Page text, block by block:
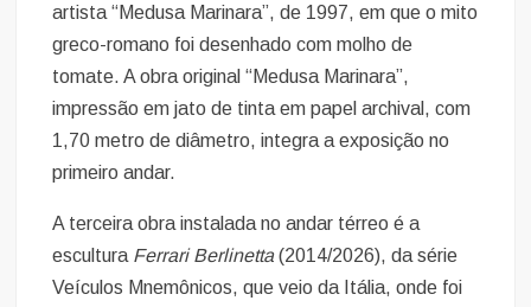
artista “Medusa Marinara”, de 1997, em que o mito
greco-romano foi desenhado com molho de
tomate. A obra original “Medusa Marinara”,
impressão em jato de tinta em papel archival, com
1,70 metro de diâmetro, integra a exposição no
primeiro andar.
A terceira obra instalada no andar térreo é a
escultura Ferrari Berlinetta(2014/2026), da série
Veículos Mnemônicos, que veio da Itália, onde foi